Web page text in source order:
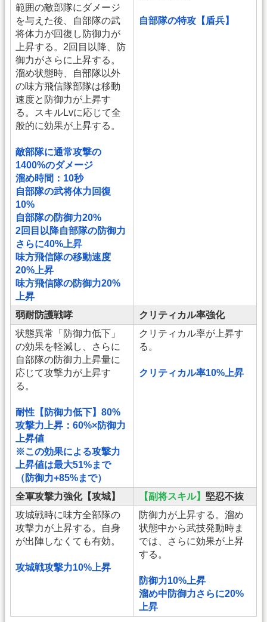
範囲の敵部隊にダメージ
を与えた後、自部隊の武
将体力が回復し防御力が
上昇する。2回目以降、防
御力がさらに上昇する。
溜め状態時、自部隊以外
の味方飛信隊部隊は移動
速度と防御力が上昇す
る。スキルLvに応じて全
般的に効果が上昇する。
敵部隊に通常攻撃の
1400%のダメージ
溜め時間：10秒
自部隊の武将体力回復
10%
自部隊の防御力20%
2回目以降自部隊の防御力
さらに40%上昇
味方飛信隊の移動速度
20%上昇
味方飛信隊の防御力20%
上昇
自部隊の特攻【盾兵】
弱耐防護戦哮
クリティカル率強化
状態異常「防御力低下」
の効果を軽減し、さらに
自部隊の防御力上昇量に
応じて攻撃力が上昇す
る。
耐性【防御力低下】80%
攻撃力上昇：60%×防御力
上昇値
※この効果による攻撃力
上昇値は最大51%まで
（防御力+85%まで）
クリティカル率が上昇す
る。
クリティカル率10%上昇
全軍攻撃力強化【攻城】 【副将スキル】 堅忍不抜
攻城戦時に味方全部隊の
攻撃力が上昇する。自身
が出陣しなくても有効。
攻城戦攻撃力10%上昇
防御力が上昇する。溜め
状態中から武技発動時ま
では、さらに効果が上昇
する。
防御力10%上昇
溜め中防御力さらに20%
上昇